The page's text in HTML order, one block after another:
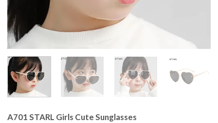
A701 STARL Girls Cute Sunglasses